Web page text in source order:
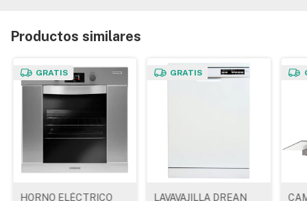
Productos similares
GRATIS
HORNO ELÉCTRICO
GRATIS
LAVAVAJILLA DREAN